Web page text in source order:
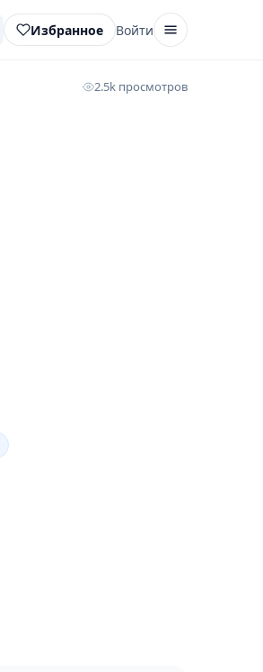
Избранное Войти
2.5k просмотров